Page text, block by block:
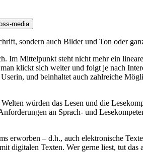
media
sondern auch Bilder und Ton oder
Im Mittelpunkt steht nicht mehr ein
klickt sich weiter und folgt je nach
und beinhaltet auch zahlreiche
würden das Lesen und die
an Sprach- und
erworben – d.h., auch elektronische
digitalen Texten. Wer gerne liest, tut das